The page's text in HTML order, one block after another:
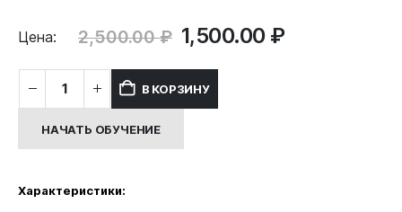
Цена: 2,500.00₽ Первоначальная
составляла
2,500.00 ₽.
1,500.00 ₽Текущая
безопасным
приемам
В КОРЗИНУ
НАЧАТЬ ОБУЧЕНИЕ
Характеристики: